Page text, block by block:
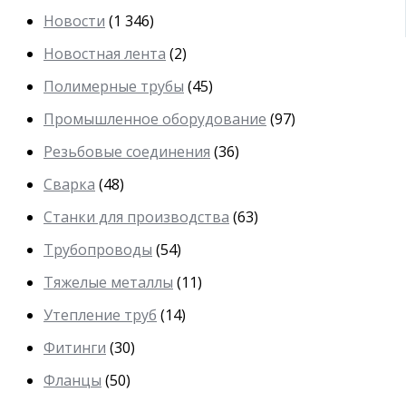
Новости (1 346)
Новостная лента (2)
Полимерные трубы (45)
Промышленное оборудование (97)
Резьбовые соединения (36)
Сварка (48)
Станки для производства (63)
Трубопроводы (54)
Тяжелые металлы (11)
Утепление труб (14)
Фитинги (30)
Фланцы (50)